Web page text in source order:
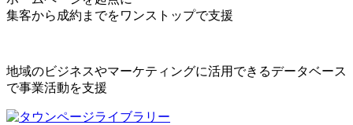
集客から成約までをワンストップで支援
地域のビジネスやマーケティングに活用できるデータベース
で事業活動を支援